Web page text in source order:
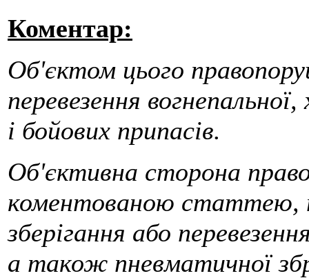
Коментар:
Об'єктом цього
перевезення
і бойових припасів.
Об'єктивна сторона
коментованою статтею,
зберігання або
а також пневматичної